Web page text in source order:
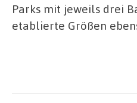
Parks mit jeweils drei
etablierte Größen